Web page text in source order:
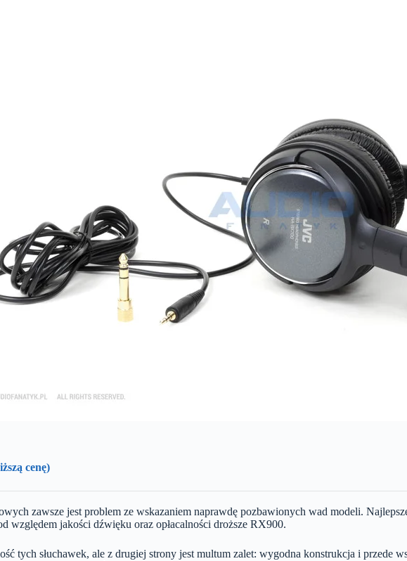
cenę)
zawsze jest problem ze wskazaniem naprawdę pozbawionych wad modeli.
względem jakości dźwięku oraz opłacalności droższe RX900.
tych słuchawek, ale z drugiej strony jest multum zalet: wygodna konstrukcja i przede